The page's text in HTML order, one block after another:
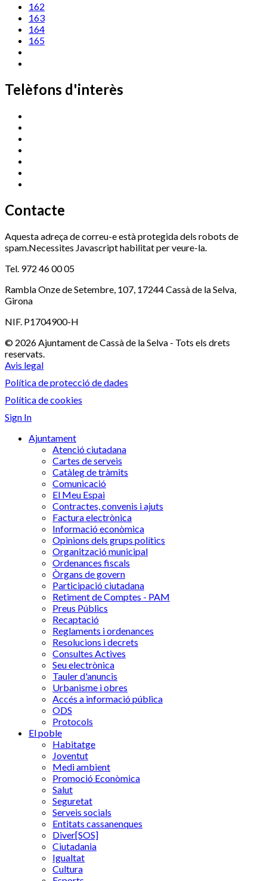
162
163
164
165
Telèfons d'interès
Contacte
Aquesta adreça de correu-e està protegida dels robots de
spam.Necessites Javascript habilitat per veure-la.
Tel. 972 46 00 05
Rambla Onze de Setembre, 107, 17244 Cassà de la Selva,
Girona
NIF. P1704900-H
© 2026 Ajuntament de Cassà de la Selva - Tots els drets
reservats.
Avis legal
Política de protecció de dades
Política de cookies
Sign In
Ajuntament
Atenció ciutadana
Cartes de serveis
Catàleg de tràmits
Comunicació
El Meu Espai
Contractes, convenis i ajuts
Factura electrònica
Informació econòmica
Opinions dels grups polítics
Organització municipal
Ordenances fiscals
Òrgans de govern
Participació ciutadana
Retiment de Comptes - PAM
Preus Públics
Recaptació
Reglaments i ordenances
Resolucions i decrets
Consultes Actives
Seu electrònica
Tauler d'anuncis
Urbanisme i obres
Accés a informació pública
ODS
Protocols
El poble
Habitatge
Joventut
Medi ambient
Promoció Econòmica
Salut
Seguretat
Serveis socials
Entitats cassanenques
Diver[SOS]
Ciutadania
Igualtat
Cultura